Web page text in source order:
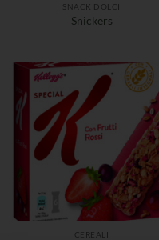
SNACK DOLCI
Snickers
CEREALI